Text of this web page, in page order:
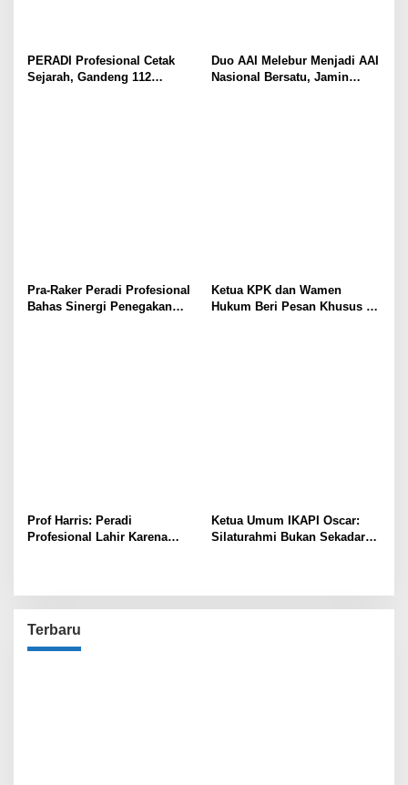
PERADI Profesional Cetak
Sejarah, Gandeng 112
Duo AAI Melebur Menjadi AAI
Nasional Bersatu, Jamin
Pra-Raker Peradi Profesional
Bahas Sinergi Penegakan
Ketua KPK dan Wamen
Hukum Beri Pesan Khusus di
Prof Harris: Peradi
Profesional Lahir Karena
Ketua Umum IKAPI Oscar:
Silaturahmi Bukan Sekadar
Terbaru